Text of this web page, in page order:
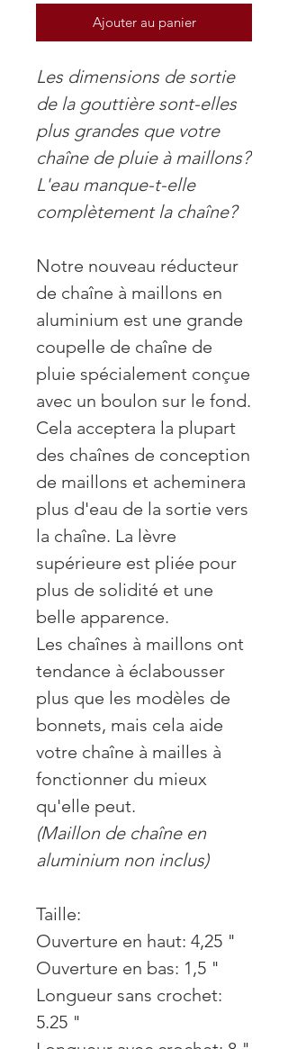
Ajouter au panier
Les dimensions de sortie
de la gouttière sont-elles
plus grandes que votre
chaîne de pluie à maillons?
L'eau manque-t-elle
complètement la chaîne?
Notre nouveau réducteur
de chaîne à maillons en
aluminium est une grande
coupelle de chaîne de
pluie spécialement conçue
avec un boulon sur le fond.
Cela acceptera la plupart
des chaînes de conception
de maillons et acheminera
plus d'eau de la sortie vers
la chaîne. La lèvre
supérieure est pliée pour
plus de solidité et une
belle apparence.
Les chaînes à maillons ont
tendance à éclabousser
plus que les modèles de
bonnets, mais cela aide
votre chaîne à mailles à
fonctionner du mieux
qu'elle peut.
(Maillon de chaîne en
aluminium non inclus)
Taille:
Ouverture en haut: 4,25 "
Ouverture en bas: 1,5 "
Longueur sans crochet:
5.25 "